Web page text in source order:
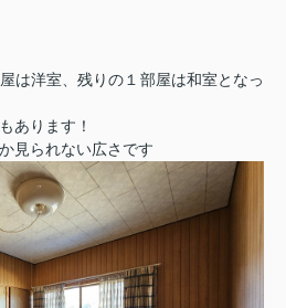
は洋室、残りの１部屋は和室となっ
あります！
見られない広さです